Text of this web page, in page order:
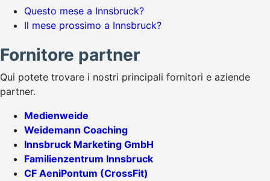
Questo mese a Innsbruck?
Il mese prossimo a Innsbruck?
Fornitore partner
Qui potete trovare i nostri principali fornitori e aziende
partner.
Medienweide
Weidemann Coaching
Innsbruck Marketing GmbH
Familienzentrum Innsbruck
CF AeniPontum (CrossFit)